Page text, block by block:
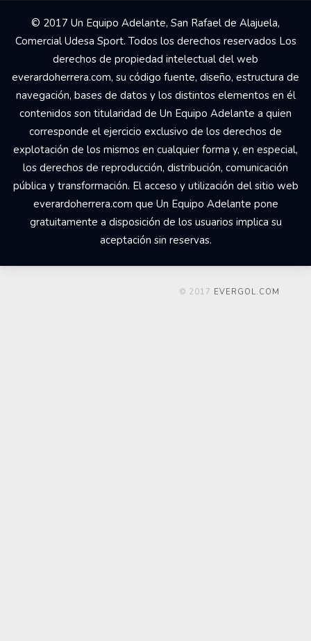
© 2017 Un Equipo Adelante, San Rafael de Alajuela,
Comercial Udesa Sport. Todos los derechos reservados Los
derechos de propiedad intelectual del web
everardoherrera.com, su código fuente, diseño, estructura de
navegación, bases de datos y los distintos elementos en él
contenidos son titularidad de Un Equipo Adelante a quien
corresponde el ejercicio exclusivo de los derechos de
explotación de los mismos en cualquier forma y, en especial,
los derechos de reproducción, distribución, comunicación
pública y transformación. El acceso y utilización del sitio web
everardoherrera.com que Un Equipo Adelante pone
gratuitamente a disposición de los usuarios implica su
aceptación sin reservas.
© 2017 EVERGOL.COM